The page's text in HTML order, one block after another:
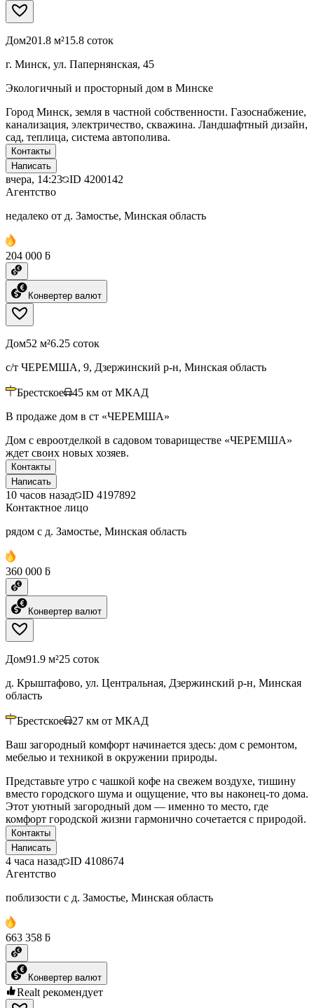
Дом201.8 м²15.8 соток
г. Минск, ул. Папернянская, 45
Экологичный и просторный дом в Минске
Город Минск, земля в частной собственности. Газоснабжение,
канализация, электричество, скважина. Ландшафтный дизайн,
сад, теплица, система автополива.
Контакты
Написать
вчера, 14:23 ID 4200142
Агентство
недалеко от д. Замостье, Минская область
204 000 ƃ
Конвертер валют
Дом52 м²6.25 соток
с/т ЧЕРЕМША, 9, Дзержинский р-н, Минская область
Брестское 45 км от МКАД
В продаже дом в ст «ЧЕРЕМША»
Дом с евроотделкой в садовом товариществе «ЧЕРЕМША»
ждет своих новых хозяев.
Контакты
Написать
10 часов назад ID 4197892
Контактное лицо
рядом с д. Замостье, Минская область
360 000 ƃ
Конвертер валют
Дом91.9 м²25 соток
д. Крыштафово, ул. Центральная, Дзержинский р-н, Минская
область
Брестское 27 км от МКАД
Ваш загородный комфорт начинается здесь: дом с ремонтом,
мебелью и техникой в окружении природы.
Представьте утро с чашкой кофе на свежем воздухе, тишину
вместо городского шума и ощущение, что вы наконец-то дома.
Этот уютный загородный дом — именно то место, где
комфорт городской жизни гармонично сочетается с природой.
Контакты
Написать
4 часа назад ID 4108674
Агентство
поблизости с д. Замостье, Минская область
663 358 ƃ
Конвертер валют
Realt рекомендует